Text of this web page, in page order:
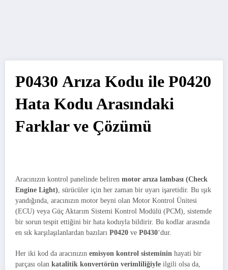
P0430 Arıza Kodu ile P0420
Hata Kodu Arasındaki
Farklar ve Çözümü
Aracınızın kontrol panelinde beliren motor arıza lambası (Check
Engine Light), sürücüler için her zaman bir uyarı işaretidir. Bu ışık
yandığında, aracınızın motor beyni olan Motor Kontrol Ünitesi
(ECU) veya Güç Aktarım Sistemi Kontrol Modülü (PCM), sistemde
bir sorun tespit ettiğini bir hata koduyla bildirir. Bu kodlar arasında
en sık karşılaşılanlardan bazıları P0420 ve P0430‘dur.
Her iki kod da aracınızın emisyon kontrol sisteminin hayati bir
parçası olan katalitik konvertörün verimliliğiyle ilgili olsa da,